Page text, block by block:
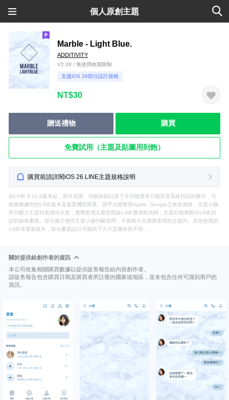
個人原創主題
Marble - Light Blue.
ADDITIVITY
V2.28 / 無使用效期限制
支援iOS 26部分設計規格
NT$30
贈送禮物 購買
免費試用（主題及貼圖用到飽）
購買前請詳閱iOS 26 LINE主題規格說明
自LINE 9.12.0版本起，部分頁面、功能按鈕以及下方功能選單只能呈現系統預設的圖示，可
能會根據您的LINE版本及裝置機型而異。因平台開發商Apple, Google之政策規格，主題小舖
所刊載之主題封面僅供示意，實際套用主題並開啟LINE應用程式時，主題封面將顯示LINE預
設的綠色畫面。部分圖片僅供主題小舖刊載使用，不會顯示在實際套用的主題內。若您使用的
LINE非最新版本，部分畫面設計可能與下方示意圖有所不同。
關於提供給創作者的資訊
本公司收集相關購買數據以提供販售報告給內容創作者。
該販售報告包含購買日期及購買者所註冊的國家或地區，並未包含任何可識別用戶的
資訊。